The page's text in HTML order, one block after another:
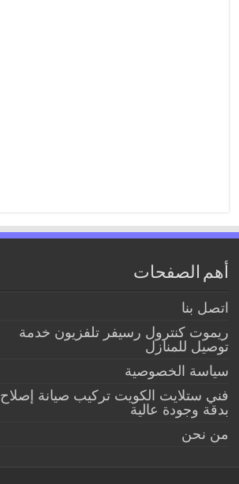
أهم الصفحات
اتصل بنا
ريموت كنترول رسيفر تلفزيون خدمة
توصيل للمنازل
سياسة الخصوصية
فني ستلايت الكويت تركيب صيانة إصلاح
بدقة وجودة عالية
من نحن